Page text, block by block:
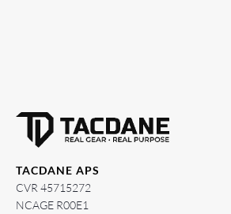
TACDANE APS
CVR 45715272
NCAGE R00E1